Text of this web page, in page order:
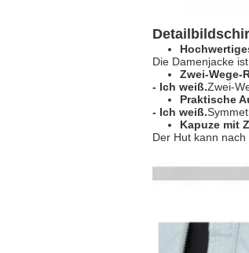
Die Damenjacke
Zwei-Wege-
- Ich weiß.Zwei-
Praktische
- Ich weiß.
Kapuze mit
Der Hut kann